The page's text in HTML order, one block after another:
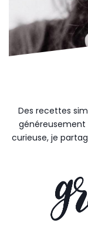
Des recettes
généreusement
curieuse, je